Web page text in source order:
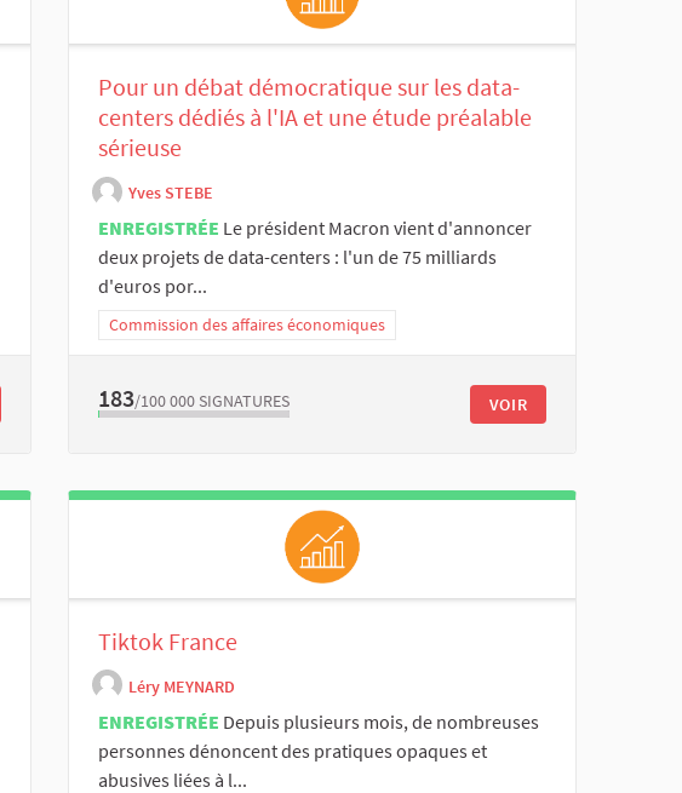
Pour un débat démocratique sur les data-
centers dédiés à l'IA et une étude préalable
sérieuse
Yves STEBE
ENREGISTRÉE Le président Macron vient d'annoncer
deux projets de data-centers : l'un de 75 milliards
d'euros por...
Commission des affaires économiques
183/100 000 SIGNATURES VOIR
Tiktok France
Léry MEYNARD
ENREGISTRÉE Depuis plusieurs mois, de nombreuses
personnes dénoncent des pratiques opaques et
abusives liées à l...